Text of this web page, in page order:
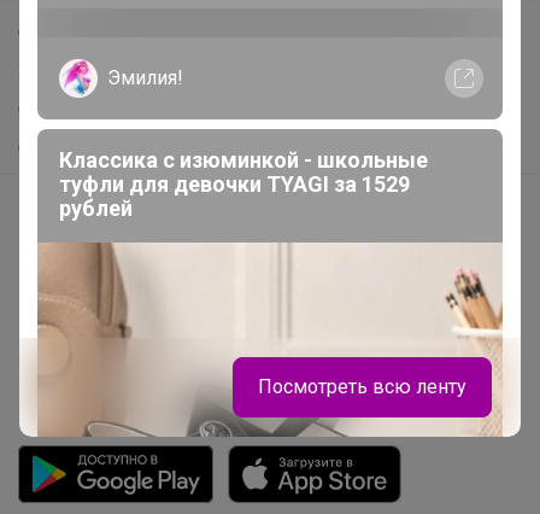
Самое выгодное
Хиты продаж
Самое желанное
Самое быстрое
Начать зарабатывать с 24-ok
Picabox.ru - Лучшее место для ваших изображений
Розыгрыш - Генератор случайных чисел
Пульс нашего маркетплейса
Эмилия!
Классика с изюминкой - школьные
туфли для девочки TYAGI за 1529
рублей
Посмотреть всю ленту